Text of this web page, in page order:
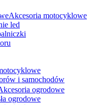
Akcesoria motocyklowe
led
i samochodów
ogrodowe
ogrodowe